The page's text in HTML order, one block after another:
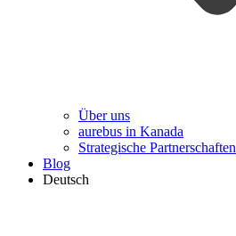
Über uns
aurebus in Kanada
Strategische Partnerschaften
Blog
Deutsch